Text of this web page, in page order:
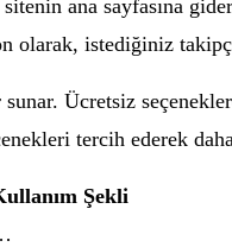
ana sayfasına
olarak, istediğiniz
Ücretsiz
tercih ederek
Şekli